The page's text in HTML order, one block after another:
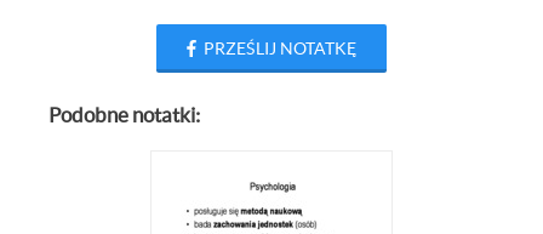
PRZEŚLIJ NOTATKĘ
Podobne notatki: